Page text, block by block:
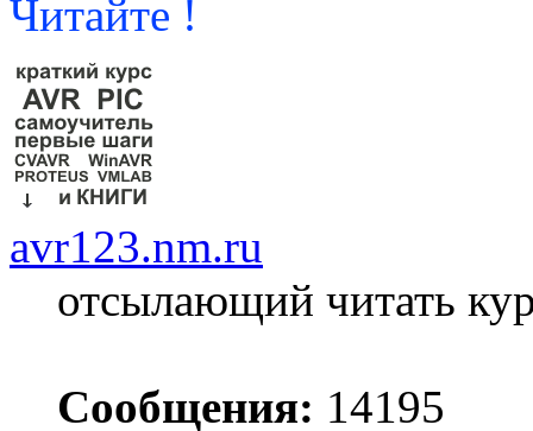
Читайте !
avr123.nm.ru
отсылающий читать
Сообщения: 14195